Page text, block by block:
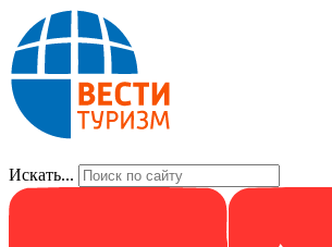
Искать...